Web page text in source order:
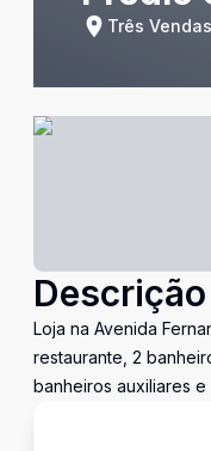
Três
Descrição
Loja na Avenida
restaurante, 2
banheiros auxiliares